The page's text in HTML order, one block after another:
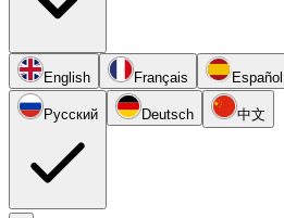
English Français Español
Русский Deutsch 中文